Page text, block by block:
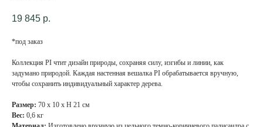
19 845 р.
*под заказ
Коллекция PI чтит дизайн природы, сохраняя силу, изгибы и линии, как
задумано природой. Каждая настенная вешалка PI обрабатывается вручную,
чтобы сохранить индивидуальный характер дерева.
Размер: 70 х 10 х Н 21 см
Вес: 0,6 кг